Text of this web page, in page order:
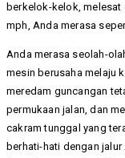
berkelok-kelok,
mph, Anda merasa
Anda merasa seolah-
mesin berusaha melaju
meredam guncangan
permukaan jalan, dan
cakram tunggal yang
berhati-hati dengan